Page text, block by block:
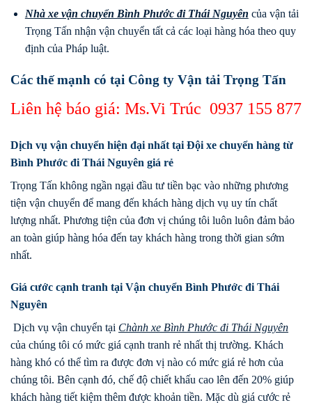
Nhà xe vận chuyển Bình Phướcđi Thái Nguyên của vận tải
Trọng Tấn nhận vận chuyển tất cả các loại hàng hóa theo quy
định của Pháp luật.
Các thế mạnh có tại Công ty Vận tải Trọng Tấn
Liên hệ báo giá: Ms.Vi Trúc 0937 155 877
Dịch vụ vận chuyển hiện đại nhất tại Đội xe chuyển hàng từ
Bình Phước đi Thái Nguyên giá rẻ
Trọng Tấn không ngần ngại đầu tư tiền bạc vào những phương
tiện vận chuyển để mang đến khách hàng dịch vụ uy tín chất
lượng nhất. Phương tiện của đơn vị chúng tôi luôn luôn đảm bảo
an toàn giúp hàng hóa đến tay khách hàng trong thời gian sớm
nhất.
Giá cước cạnh tranh tại Vận chuyển Bình Phước đi Thái
Nguyên
Dịch vụ vận chuyển tại Chành xe Bình Phước đi Thái Nguyên
của chúng tôi có mức giá cạnh tranh rẻ nhất thị trường. Khách
hàng khó có thể tìm ra được đơn vị nào có mức giá rẻ hơn của
chúng tôi. Bên cạnh đó, chế độ chiết khấu cao lên đến 20% giúp
khách hàng tiết kiệm thêm được khoản tiền. Mặc dù giá cước rẻ